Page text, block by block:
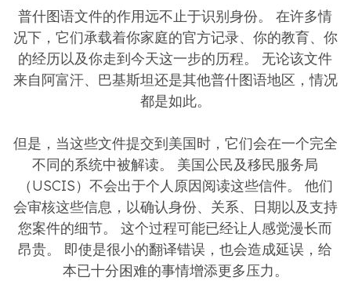
普什图语文件的作用远不止于识别身份。 在许多情
况下，它们承载着你家庭的官方记录、你的教育、你
的经历以及你走到今天这一步的历程。 无论该文件
来自阿富汗、巴基斯坦还是其他普什图语地区，情况
都是如此。
但是，当这些文件提交到美国时，它们会在一个完全
不同的系统中被解读。 美国公民及移民服务局
（USCIS）不会出于个人原因阅读这些信件。 他们
会审核这些信息，以确认身份、关系、日期以及支持
您案件的细节。 这个过程可能已经让人感觉漫长而
昂贵。 即使是很小的翻译错误，也会造成延误，给
本已十分困难的事情增添更多压力。